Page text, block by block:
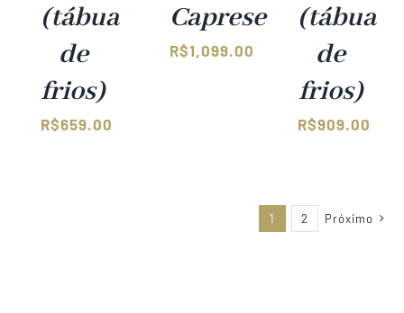
(tábua
de
frios)
R$659.00
Caprese
R$1,099.00
(tábua
de
frios)
R$909.00
1 2 Próximo